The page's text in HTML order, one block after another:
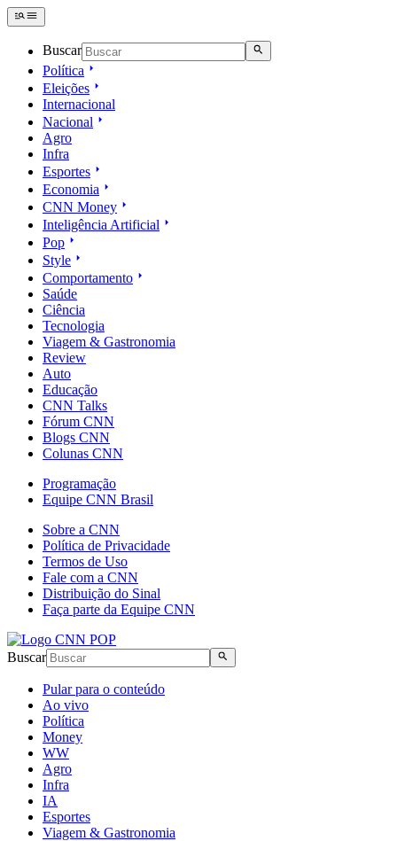
Buscar
Política
Eleições
Internacional
Nacional
Agro
Infra
Esportes
Economia
CNN Money
Inteligência Artificial
Pop
Style
Comportamento
Saúde
Ciência
Tecnologia
Viagem & Gastronomia
Review
Auto
Educação
CNN Talks
Fórum CNN
Blogs CNN
Colunas CNN
Programação
Equipe CNN Brasil
Sobre a CNN
Política de Privacidade
Termos de Uso
Fale com a CNN
Distribuição do Sinal
Faça parte da Equipe CNN
Buscar
Pular para o conteúdo
Ao vivo
Política
Money
WW
Agro
Infra
IA
Esportes
Viagem & Gastronomia